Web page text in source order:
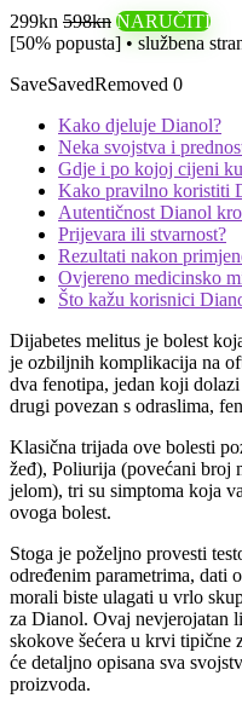
299kn 598kn NARUČITI
[50% popusta] • službena
SaveSavedRemoved 0
Kako djeluje Dianol?
Neka svojstva i
Gdje i po kojoj cijeni
Kako pravilno koristiti
Autentičnost Dianol
Prijevara ili stvarnost?
Rezultati nakon
Ovjereno medicinsko
Što kažu korisnici
Dijabetes melitus je bolest
je ozbiljnih komplikacija na
dva fenotipa, jedan koji
drugi povezan s odraslima,
Klasična trijada ove bolesti
žeđ), Poliurija (povećani broj
jelom), tri su simptoma koja
ovoga bolest.
Stoga je poželjno provesti
određenim parametrima, dati
morali biste ulagati u vrlo
za Dianol. Ovaj nevjerojatan
skokove šećera u krvi tipične
će detaljno opisana sva
proizvoda.